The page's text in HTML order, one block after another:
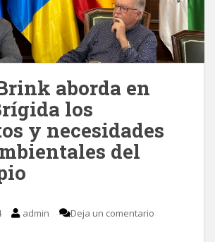
aborda en
los
y necesidades
del
admin Deja un comentario